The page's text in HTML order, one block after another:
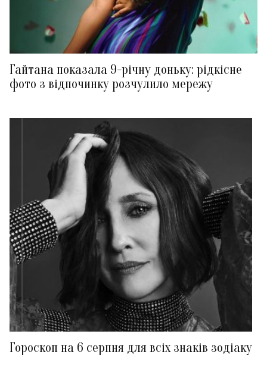
Гайтана показала 9-річну доньку: рідкісне
фото з відпочинку розчулило мережу
Гороскоп на 6 серпня для всіх знаків зодіаку